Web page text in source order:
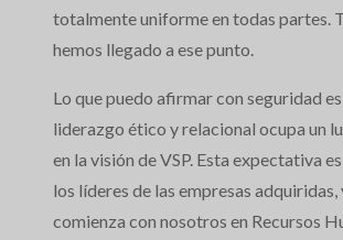
totalmente uniforme en todas partes.
hemos llegado a ese punto.
Lo que puedo afirmar con seguridad
liderazgo ético y relacional ocupa un
en la visión de VSP. Esta expectativa
los líderes de las empresas adquiridas,
comienza con nosotros en Recursos